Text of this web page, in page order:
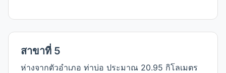
สาขาที่ 5
ห่างจากตัวอำเภอ ท่าบ่อ ประมาณ 20.95 กิโลเมตร